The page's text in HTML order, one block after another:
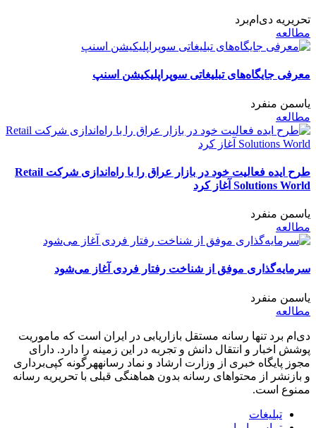
تحریریه دی‌ام‌برد
مطالعه
معرفی جایگاه‌های تبلیغاتی سوپراپلیکیشن اسنپ
یاسمن منفرد
مطالعه
طرح ایده فعالیت خود در بازار عراق را با راه‌اندازی شرکت Retail
Solutions World آغاز کرد
یاسمن منفرد
مطالعه
سرمایه‌گذاری موفق از شناخت رفتار فردی آغاز می‌شود
یاسمن منفرد
مطالعه
دی‌ام برد تنها رسانه مستقل بازاریابی در ایران است که ماموریت
پوشش اخبار و انتقال دانش و تجربه در این زمینه را دارد. دارای
مجوز پایگاه خبری از وزارت ارشاد و نماد رسانههرگونه کپی‌برداری
و بازنشر از محتواهای رسانه بدون هماهنگی قبلی با تحریریه رسانه
ممنوع است.
تبلیغات